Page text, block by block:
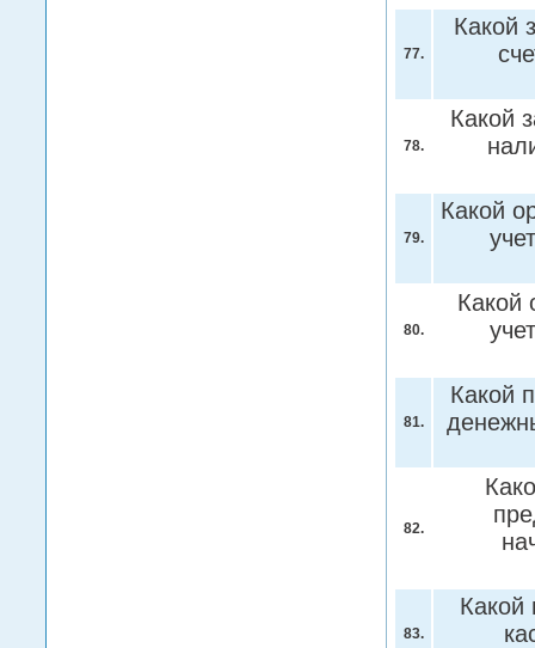
77.
Какой
78.
Какой
79.
Какой
80.
Какой
81.
Какой
82.
83.
Какой